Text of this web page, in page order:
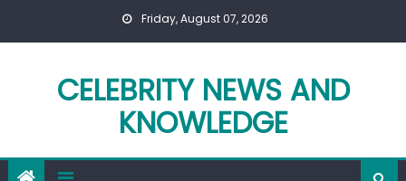
Friday, August 07, 2026
CELEBRITY NEWS AND
KNOWLEDGE